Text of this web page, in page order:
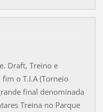
Draft, Treino e
o T.I.A (Torneio
final denominada
Treina no Parque